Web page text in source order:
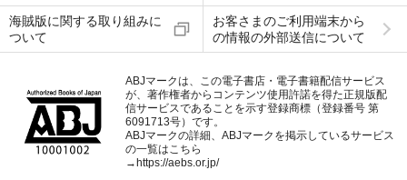
海賊版に関する取り組みに
ついて
お客さまのご利用端末から
の情報の外部送信について
ABJマークは、この電子書店・電子書籍配信サービス
が、著作権者からコンテンツ使用許諾を得た正規版配
信サービスであることを示す登録商標（登録番号 第
6091713号）です。
ABJマークの詳細、ABJマークを掲示しているサービス
の一覧はこちら
→ https://aebs.or.jp/